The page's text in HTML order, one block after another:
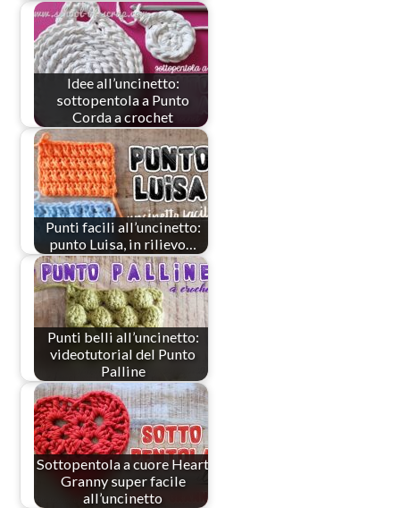
Idee all’uncinetto:
sottopentola a Punto
Corda a crochet
Punti facili all’uncinetto:
punto Luisa, in rilievo…
Punti belli all’uncinetto:
videotutorial del Punto
Palline
Sottopentola a cuore Heart
Granny super facile
all’uncinetto